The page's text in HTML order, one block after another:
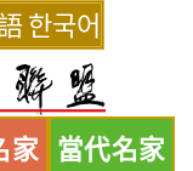
한국어
家 當代名家